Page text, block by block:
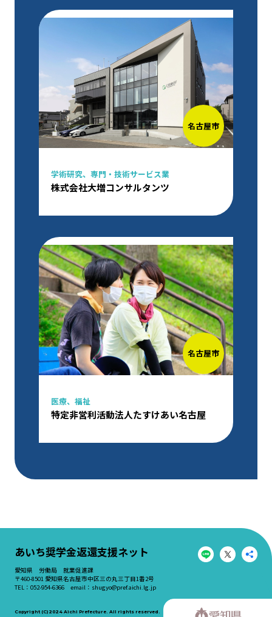
名古屋市
学術研究、専門・技術サービス業
株式会社大増コンサルタンツ
名古屋市
医療、福祉
特定非営利活動法人たすけあい名古屋
あいち奨学金返還支援ネット
愛知県 労働局 就業促進課
〒460-8501 愛知県名古屋市中区三の丸三丁目1番2号
TEL：052-954-6366 email： shugyo@pref.aichi.lg.jp
Copyright (C)2024 Aichi Prefecture. All rights reserved.